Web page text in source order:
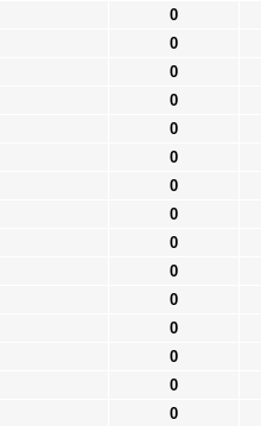
0
0
0
0
0
0
0
0
0
0
0
0
0
0
0